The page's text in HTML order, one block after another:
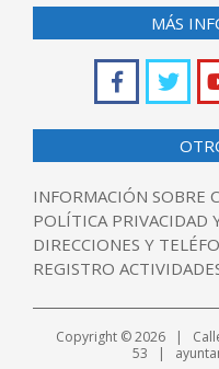
MÁS
INFORMACIÓN SOBRE
POLÍTICA PRIVACIDAD
DIRECCIONES Y
REGISTRO
Copyright © 2026 |
53 |